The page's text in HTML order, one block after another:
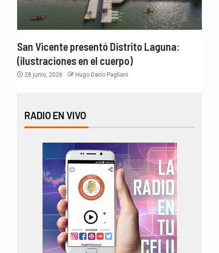
San Vicente presentó Distrito Laguna:
(ilustraciones en el cuerpo)
28 junio, 2026 Hugo Dario Pagliani
RADIO EN VIVO